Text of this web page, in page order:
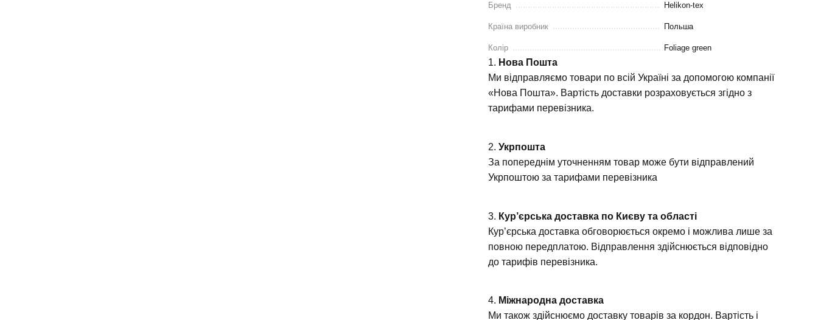
Бренд Helikon-tex
Країна виробник Польша
Колір Foliage green
1. Нова Пошта
Ми відправляємо товари по всій Україні за допомогою компанії
«Нова Пошта». Вартість доставки розраховується згідно з
тарифами перевізника.
2.Укрпошта
За попереднім уточненням товар може бути відправлений
Укрпоштою за тарифами перевізника
3. Кур’єрська доставка по Києву та області
Кур’єрська доставка обговорюється окремо і можлива лише за
повною передплатою. Відправлення здійснюється відповідно
до тарифів перевізника.
4. Міжнародна доставка
Ми також здійснюємо доставку товарів за кордон. Вартість і